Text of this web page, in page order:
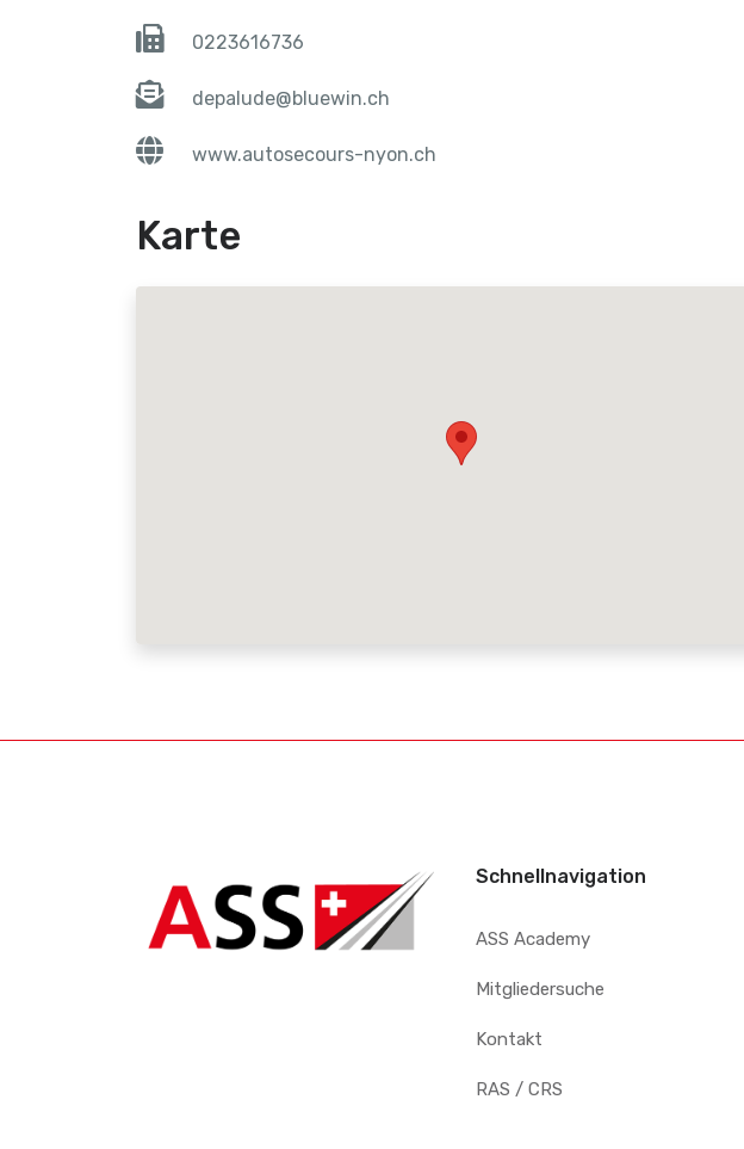
0223616736
depalude@bluewin.ch
www.autosecours-nyon.ch
Karte
Schnellnavigation
ASS Academy
Mitgliedersuche
Kontakt
RAS / CRS